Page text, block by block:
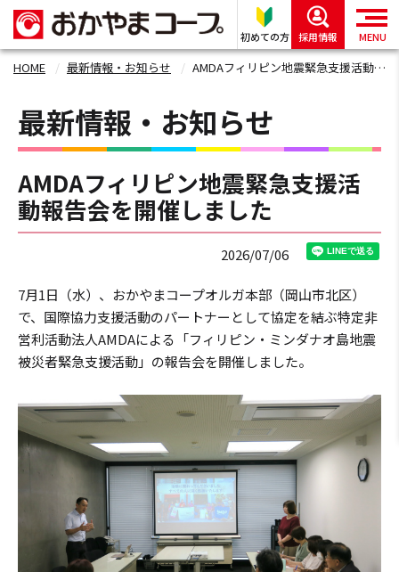
初めての方 採用情報 MENU
HOME 最新情報・お知らせ AMDAフィリピン地震緊急支援活動報告会を開催しました
最新情報・お知らせ
AMDAフィリピン地震緊急支援活
動報告会を開催しました
2026/07/06
7月1日（水）、おかやまコープオルガ本部（岡山市北区）
で、国際協力支援活動のパートナーとして協定を結ぶ特定非
営利活動法人AMDAによる「フィリピン・ミンダナオ島地震
被災者緊急支援活動」の報告会を開催しました。